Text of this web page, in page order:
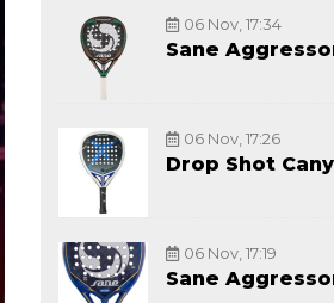
06 Nov, 17:34
Sane
06 Nov, 17:26
Drop Shot
06 Nov, 17:19
Sane